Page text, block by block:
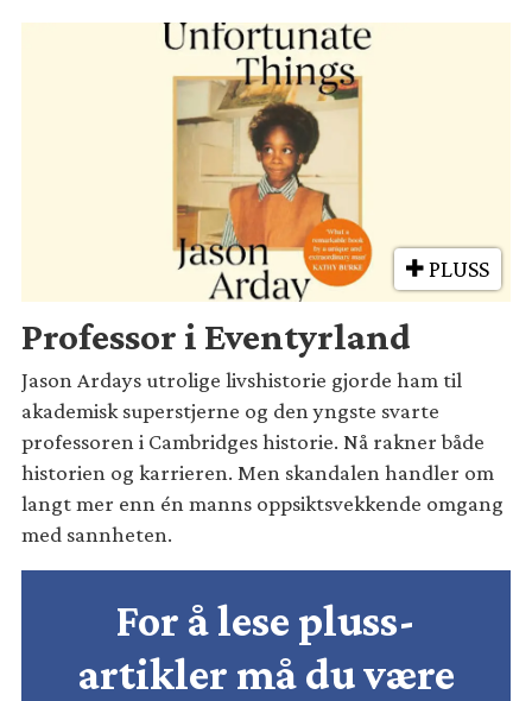
PLUSS
Professor i Eventyrland
Jason Ardays utrolige livshistorie gjorde ham til
akademisk superstjerne og den yngste svarte
professoren i Cambridges historie. Nå rakner både
historien og karrieren. Men skandalen handler om
langt mer enn én manns oppsiktsvekkende omgang
med sannheten.
For å lese pluss-
artikler må du være